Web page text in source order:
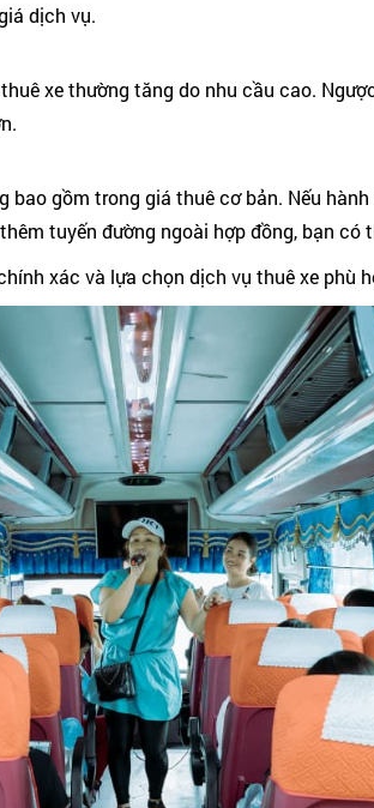
dịch vụ.
xe thường tăng do nhu cầu cao.
bao gồm trong giá thuê cơ bản. Nếu
tuyến đường ngoài hợp đồng, bạn
xác và lựa chọn dịch vụ thuê xe phù